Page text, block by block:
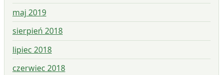
maj 2019
sierpień 2018
lipiec 2018
czerwiec 2018